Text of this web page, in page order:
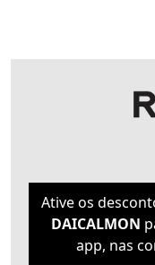
Ative os
DAICALMON
app, nas